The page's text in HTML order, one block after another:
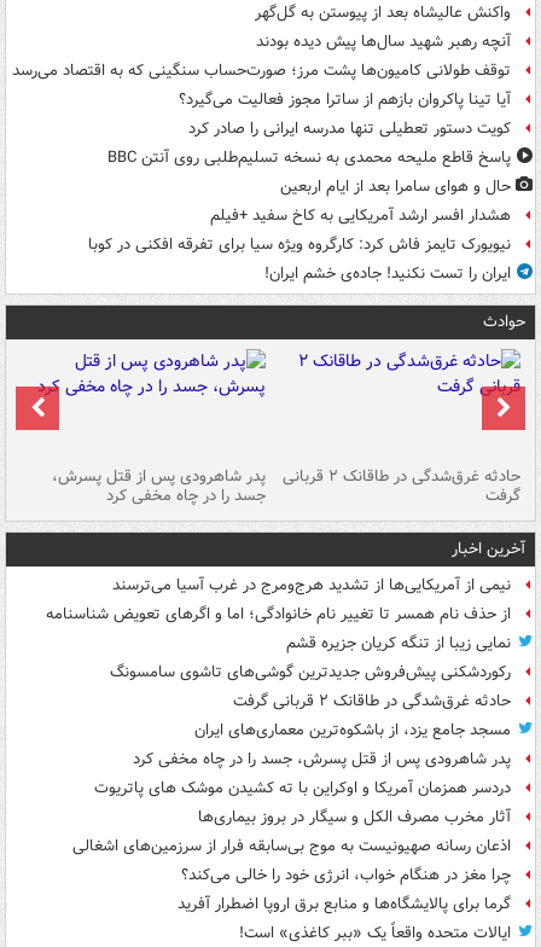
واکنش عالیشاه بعد از پیوستن به گل‌گهر
آنچه رهبر شهید سال‌ها پیش دیده بودند
توقف طولانی کامیون‌ها پشت مرز؛ صورت‌حساب سنگینی که به اقتصاد می‌رسد
آیا تینا پاکروان بازهم از ساترا مجوز فعالیت می‌گیرد؟
کویت دستور تعطیلی تنها مدرسه ایرانی را صادر کرد
پاسخ قاطع ملیحه محمدی به نسخه تسلیم‌طلبی روی آنتن BBC
حال و هوای سامرا بعد از ایام اربعین
هشدار افسر ارشد آمریکایی به کاخ سفید +فیلم
نیویورک تایمز فاش کرد: کارگروه ویژه سیا برای تفرقه افکنی در کوبا
ایران را تست نکنید! جاده‌ی خشم ایران!
حوادث
حادثه غرق‌شدگی در طاقانک ۲ قربانی
گرفت
پدر شاهرودی پس از قتل پسرش،
جسد را در چاه مخفی کرد
آخرین اخبار
نیمی از آمریکایی‌ها از تشدید هرج‌ومرج در غرب آسیا می‌ترسند
از حذف نام همسر تا تغییر نام خانوادگی؛ اما و اگرهای تعویض شناسنامه
نمایی زیبا از تنگه کریان جزیره قشم
رکوردشکنی پیش‌فروش جدیدترین گوشی‌های تاشوی سامسونگ
حادثه غرق‌شدگی در طاقانک ۲ قربانی گرفت
مسجد جامع یزد، از باشکوه‌ترین معماری‌های ایران
پدر شاهرودی پس از قتل پسرش، جسد را در چاه مخفی کرد
دردسر همزمان آمریکا و اوکراین با ته کشیدن موشک های پاتریوت
آثار مخرب مصرف الکل و سیگار در بروز بیماری‌ها
اذعان رسانه صهیونیست به موج بی‌سابقه فرار از سرزمین‌های اشغالی
چرا مغز در هنگام خواب، انرژی خود را خالی می‌کند؟
گرما برای پالایشگاه‌ها و منابع برق اروپا اضطرار آفرید
ایالات متحده واقعاً یک «ببر کاغذی» است!